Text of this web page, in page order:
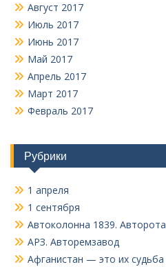
Август 2017
Июль 2017
Июнь 2017
Май 2017
Апрель 2017
Март 2017
Февраль 2017
Рубрики
1 апреля
1 сентября
Автоколонна 1839. Авторота
АРЗ. Авторемзавод
Афганистан — это их судьба